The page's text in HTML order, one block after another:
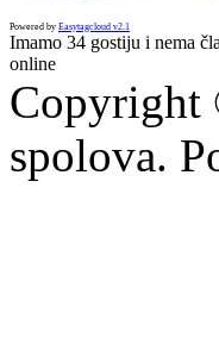
Powered by Easytagcloud v2.1
Imamo 34 gostiju i nema
online
Copyright
spolova.